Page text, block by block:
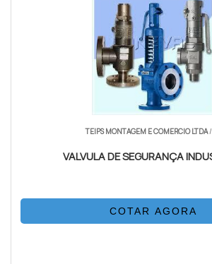
TEIPS MONTAGEM E COMERCIO LTDA/
VALVULA DE SEGURANÇA
COTAR AGORA